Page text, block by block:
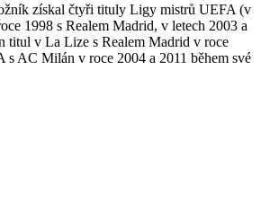
získal čtyři tituly Ligy mistrů UEFA (v
1998 s Realem Madrid, v letech 2003 a
titul v La Lize s Realem Madrid v roce
s AC Milán v roce 2004 a 2011 během své